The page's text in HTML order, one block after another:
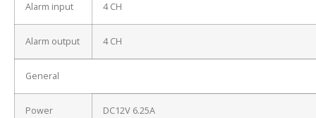
Alarm input 4 CH
Alarm output 4 CH
General
Power
DC12V 6.25A